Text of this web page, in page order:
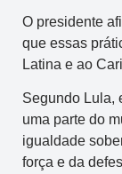
O presidente
que essas
Latina e ao
Segundo Lula,
uma parte do
igualdade
força e da